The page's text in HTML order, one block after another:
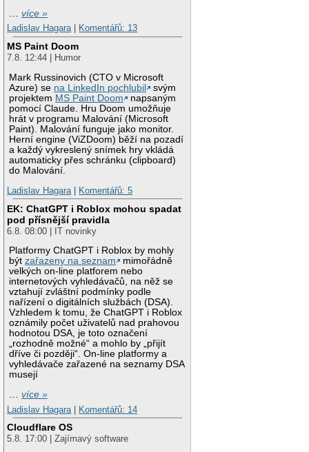
…více »
Ladislav Hagara| Komentářů: 13
MS Paint Doom
7.8. 12:44 | Humor
Mark Russinovich (CTO v Microsoft
Azure) se na LinkedIn pochlubil
svým
projektem MS Paint Doom
napsaným
pomocí Claude. Hru Doom umožňuje
hrát v programu Malování (Microsoft
Paint). Malování funguje jako monitor.
Herní engine (ViZDoom) běží na pozadí
a každý vykreslený snímek hry vkládá
automaticky přes schránku (clipboard)
do Malování.
Ladislav Hagara| Komentářů: 5
EK: ChatGPT i Roblox mohou spadat
pod přísnější pravidla
6.8. 08:00 | IT novinky
Platformy ChatGPT i Roblox by mohly
býtzařazeny na seznam
mimořádně
velkých on-line platforem nebo
internetových vyhledávačů, na něž se
vztahují zvláštní podmínky podle
nařízení o digitálních službách (DSA).
Vzhledem k tomu, že ChatGPT i Roblox
oznámily počet uživatelů nad prahovou
hodnotou DSA, je toto označení
„rozhodně možné“ a mohlo by „přijít
dříve či později“. On-line platformy a
vyhledávače zařazené na seznamy DSA
musejí
…více »
Ladislav Hagara | Komentářů: 14
Cloudflare OS
5.8. 17:00 | Zajímavý software